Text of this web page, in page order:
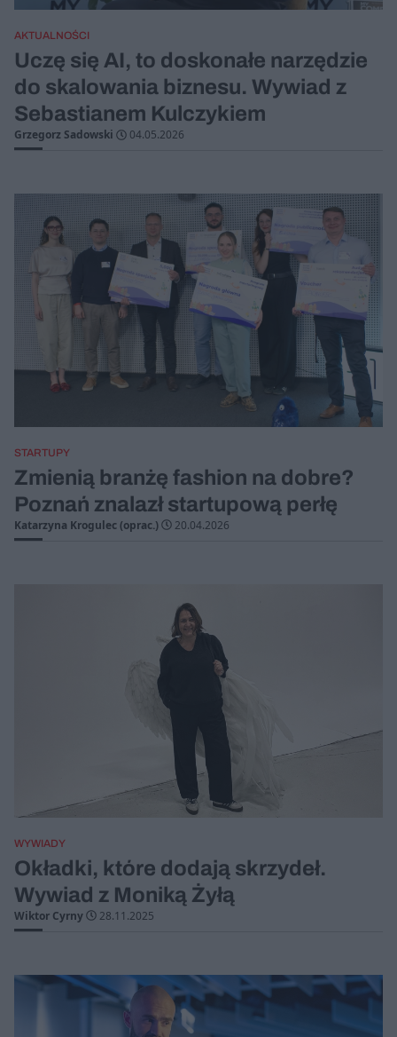
AKTUALNOŚCI
Uczę się AI, to doskonałe narzędzie
do skalowania biznesu. Wywiad z
Sebastianem Kulczykiem
Grzegorz Sadowski 04.05.2026
STARTUPY
Zmienią branżę fashion na dobre?
Poznań znalazł startupową perłę
Katarzyna Krogulec (oprac.) 20.04.2026
WYWIADY
Okładki, które dodają skrzydeł.
Wywiad z Moniką Żyłą
Wiktor Cyrny 28.11.2025